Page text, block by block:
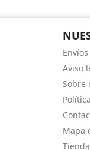
Aviso
Sobre
Mapa